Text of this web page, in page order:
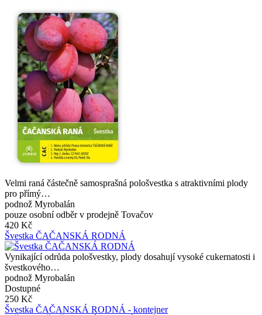
Velmi raná částečně samosprašná pološvestka s atraktivními plody
pro přímý…
podnož Myrobalán
pouze osobní odběr v prodejně Tovačov
420 Kč
Švestka ČAČANSKÁ RODNÁ
Vynikající odrůda pološvestky, plody dosahují vysoké cukernatosti i
švestkového…
podnož Myrobalán
Dostupné
250 Kč
Švestka ČAČANSKÁ RODNÁ - kontejner